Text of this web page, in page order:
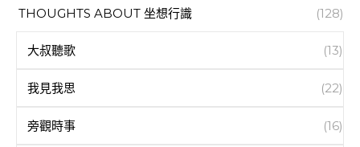
THOUGHTS ABOUT 坐想行識 (128)
大叔聽歌 (13)
我見我思 (22)
旁觀時事 (16)